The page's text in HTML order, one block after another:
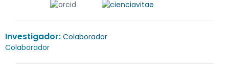
Investigador: Colaborador
Colaborador